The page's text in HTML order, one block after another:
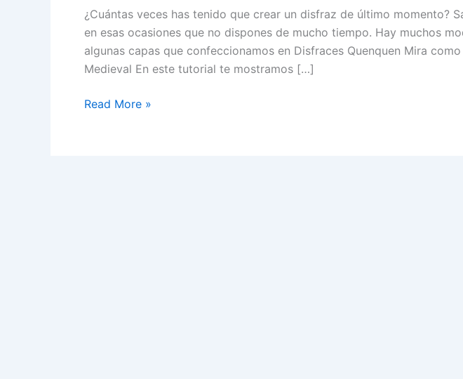
¿Cuántas veces has tenido que crear un disfraz de último momento?
en esas ocasiones que no dispones de mucho tiempo. Hay muchos
algunas capas que confeccionamos en Disfraces Quenquen Mira
Medieval En este tutorial te mostramos […]
Como
Read More »